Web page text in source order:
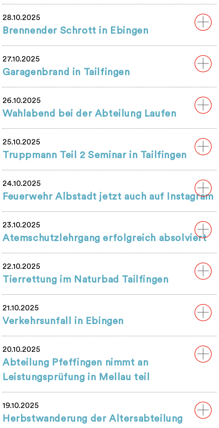
28.10.2025
Brennender Schrott in Ebingen
27.10.2025
Garagenbrand in Tailfingen
26.10.2025
Wahlabend bei der Abteilung Laufen
25.10.2025
Truppmann Teil 2 Seminar in Tailfingen
24.10.2025
Feuerwehr Albstadt jetzt auch auf Instagram
23.10.2025
Atemschutzlehrgang erfolgreich absolviert
22.10.2025
Tierrettung im Naturbad Tailfingen
21.10.2025
Verkehrsunfall in Ebingen
20.10.2025
Abteilung Pfeffingen nimmt an
Leistungsprüfung in Mellau teil
19.10.2025
Herbstwanderung der Altersabteilung